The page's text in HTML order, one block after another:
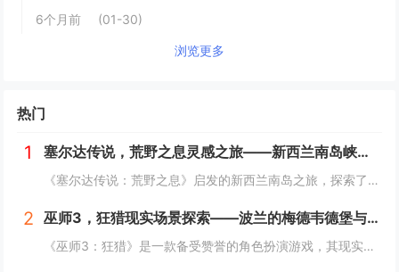
6个月前
(01-30)
浏览更多
热门
1 塞尔达传说，荒野之息灵感之旅——新西兰南岛峡湾探秘与荒野生存体验
《塞尔达传说：荒野之息》启发的新西兰南岛之旅，探索了其壮丽的自然风光与荒野生存体验。在峡湾国家公园，你将亲历游戏般的奇妙景色，从镜面般的湖泊、雄伟的山脉到神秘的森林，每一处都仿佛是游戏中的场景再现。你可以参与野外生存活动，学习采集、搭建庇护...
2 巫师3，狂猎现实场景探索——波兰的梅德韦德堡与温特堡城堡的奇幻之旅
《巫师3：狂猎》是一款备受赞誉的角色扮演游戏，其现实中的灵感来源之一是波兰的梅德韦德堡和温特堡城堡。这两处地点以其独特的中世纪建筑风格和壮丽的自然风光，为游戏营造了奇幻而真实的背景。梅德韦德堡位于波兰南部，拥有悠久的历史和神秘氛围；而温特堡...